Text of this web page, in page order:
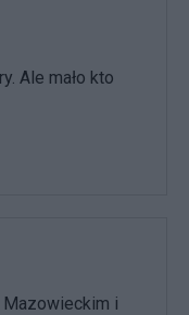
Ale mało kto
Mazowieckim i